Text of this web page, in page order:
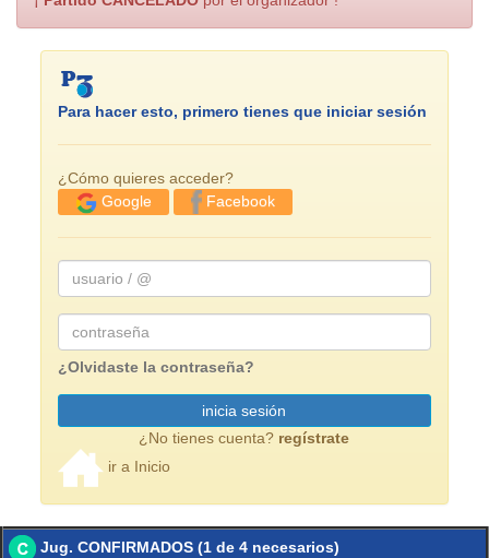
Para hacer esto, primero tienes que iniciar sesión
¿Cómo quieres acceder?
Google
Facebook
usuario
/
@
¿Olvidaste la contraseña?
inicia sesión
¿No tienes cuenta? regístrate
ir a Inicio
Jug. CONFIRMADOS (1 de 4 necesarios)